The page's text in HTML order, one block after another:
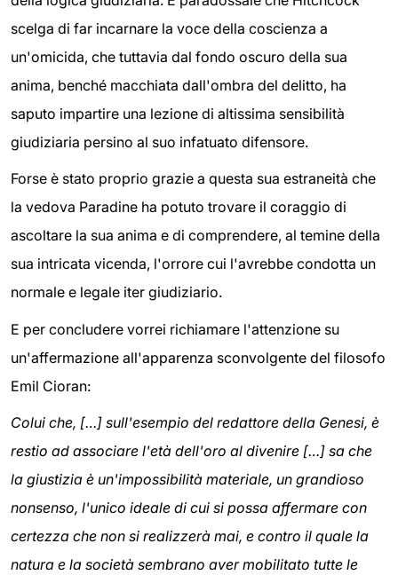
scelga di far incarnare la voce della coscienza a
un'omicida, che tuttavia dal fondo oscuro della sua
anima, benché macchiata dall'ombra del delitto, ha
saputo impartire una lezione di altissima sensibilità
giudiziaria persino al suo infatuato difensore.
Forse è stato proprio grazie a questa sua estraneità che
la vedova Paradine ha potuto trovare il coraggio di
ascoltare la sua anima e di comprendere, al temine della
sua intricata vicenda, l'orrore cui l'avrebbe condotta un
normale e legale iter giudiziario.
E per concludere vorrei richiamare l'attenzione su
un'affermazione all'apparenza sconvolgente del filosofo
Emil Cioran:
Colui che, […] sull'esempio del redattore della Genesi, è
restio ad associare l'età dell'oro al divenire […] sa che
la giustizia è un'impossibilità materiale, un grandioso
nonsenso, l'unico ideale di cui si possa affermare con
certezza che non si realizzerà mai, e contro il quale la
natura e la società sembrano aver mobilitato tutte le